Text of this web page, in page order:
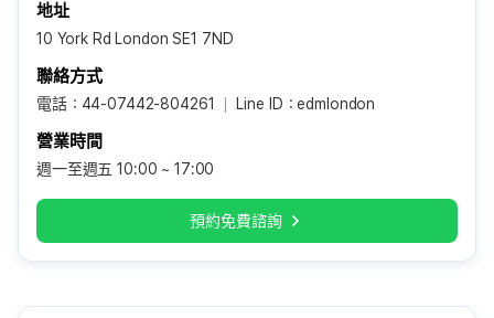
地址
10 York Rd London SE1 7ND
聯絡方式
電話：44-07442-804261 Line ID：edmlondon
營業時間
週一至週五 10:00 ~ 17:00
預約免費諮詢